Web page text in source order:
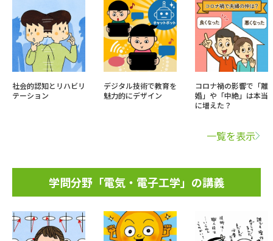
社会的認知とリハビリ
テーション
デジタル技術で教育を
魅力的にデザイン
コロナ禍の影響で「離
婚」や「中絶」は本当
に増えた？
一覧を表示
学問分野「電気・電子工学」の講義